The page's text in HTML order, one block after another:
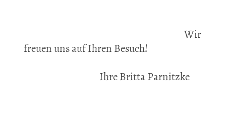
Wir
freuen uns auf Ihren Besuch!
Ihre Britta Parnitzke